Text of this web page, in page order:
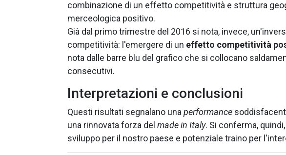
combinazione di un effetto competitività e struttura
merceologica positivo.
Già dal primo trimestre del 2016 si nota, invece,
competitività: l'emergere di un effetto competitività
nota dalle barre blu del grafico che si collocano
consecutivi.
Interpretazioni e conclusioni
Questi risultati segnalano unaperformance
una rinnovata forza del made in Italy. Si conferma,
sviluppo per il nostro paese e potenziale traino per